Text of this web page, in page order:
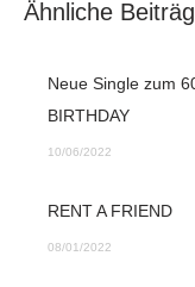
Ähnliche
Neue Single zum
BIRTHDAY
10/06/2022
RENT A FRIEND
08/01/2022